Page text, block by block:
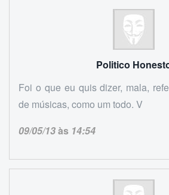
Politico
Foi o que eu quis dizer, mala,
de músicas, como um todo. V
09/05/13às 14:54